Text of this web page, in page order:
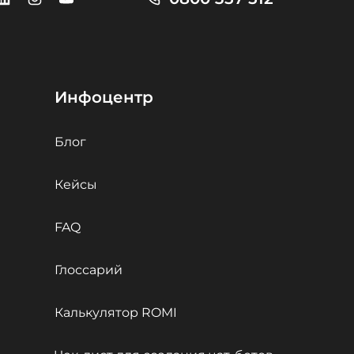
Инфоцентр
Блог
Кейсы
FAQ
Глоссарий
Калькулятор ROMI